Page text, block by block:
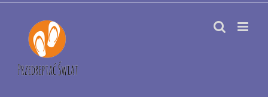
Przejdź
zawartości